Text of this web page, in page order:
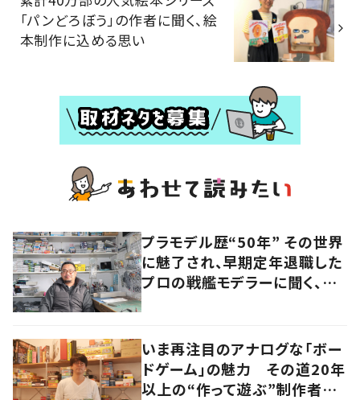
「パンどろぼう」の作者に聞く、絵
本制作に込める思い
プラモデル歴“50年” その世界
に魅了され、早期定年退職した
プロの戦艦モデラーに聞く、充
いま再注目のアナログな「ボー
ドゲーム」の魅力 その道20年
以上の“作って遊ぶ”制作者に